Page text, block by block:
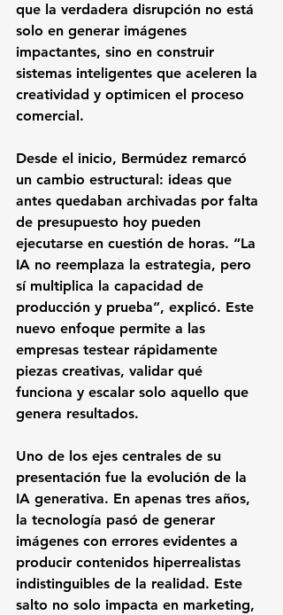
que la verdadera disrupción no está
solo en generar imágenes
impactantes, sino en construir
sistemas inteligentes que aceleren la
creatividad y optimicen el proceso
comercial.
Desde el inicio, Bermúdez remarcó
un cambio estructural: ideas que
antes quedaban archivadas por falta
de presupuesto hoy pueden
ejecutarse en cuestión de horas. “La
IA no reemplaza la estrategia, pero
sí multiplica la capacidad de
producción y prueba”, explicó. Este
nuevo enfoque permite a las
empresas testear rápidamente
piezas creativas, validar qué
funciona y escalar solo aquello que
genera resultados.
Uno de los ejes centrales de su
presentación fue la evolución de la
IA generativa. En apenas tres años,
la tecnología pasó de generar
imágenes con errores evidentes a
producir contenidos hiperrealistas
indistinguibles de la realidad. Este
salto no solo impacta en marketing,